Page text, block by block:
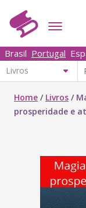
Brasil Portugal
Home / Livros /
prosperidade e